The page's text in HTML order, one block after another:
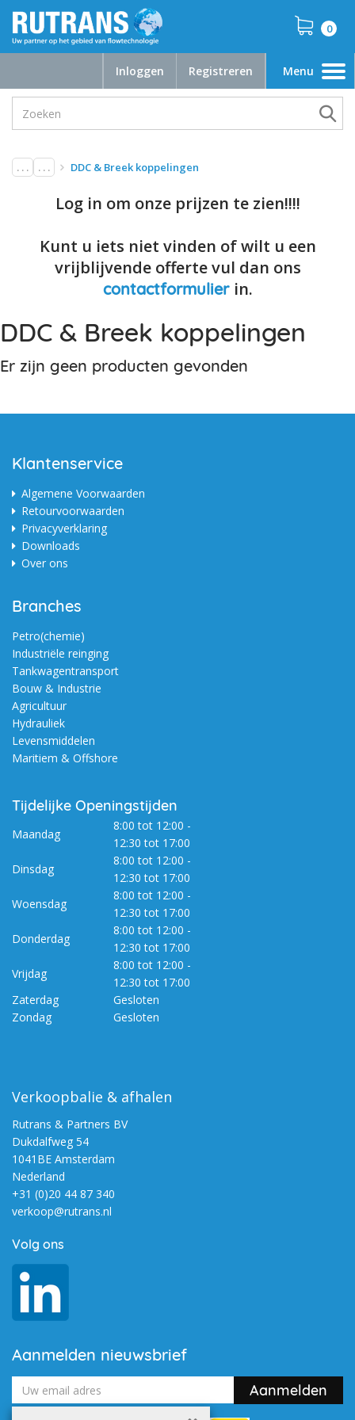
0
Inloggen Registreren
Toggle
navigation
Menu
. . . . . . DDC & Breek koppelingen
Log in om onze prijzen te zien!!!!
Kunt u iets niet vinden of wilt u een
vrijblijvende offerte vul dan ons
contactformulier in.
DDC & Breek koppelingen
Er zijn geen producten gevonden
Klantenservice
Algemene Voorwaarden
Retourvoorwaarden
Privacyverklaring
Downloads
Over ons
Branches
Petro(chemie)
Industriële reinging
Tankwagentransport
Bouw & Industrie
Agricultuur
Hydrauliek
Levensmiddelen
Maritiem & Offshore
Tijdelijke Openingstijden
Maandag
8:00 tot 12:00 -
12:30 tot 17:00
Dinsdag
8:00 tot 12:00 -
12:30 tot 17:00
Woensdag
8:00 tot 12:00 -
12:30 tot 17:00
Donderdag
8:00 tot 12:00 -
12:30 tot 17:00
Vrijdag
8:00 tot 12:00 -
12:30 tot 17:00
Zaterdag
Gesloten
Zondag
Gesloten
Verkoopbalie & afhalen
Rutrans & Partners BV
Dukdalfweg 54
1041BE Amsterdam
Nederland
+31 (0)20 44 87 340
verkoop@rutrans.nl
Volg ons
Aanmelden nieuwsbrief